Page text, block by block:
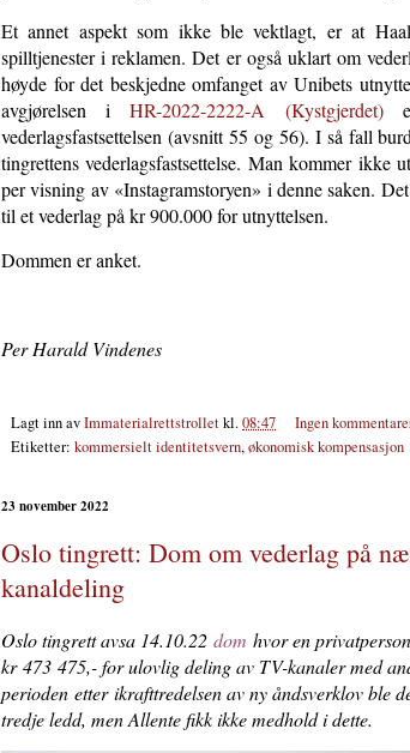
Et annet aspekt som ikke ble vektlagt, er at
spilltjenester i reklamen. Det er også uklart om
høyde for det beskjedne omfanget av Unibets
avgjørelsen iHR-2022-2222-A (Kystgjerdet)er
vederlagsfastsettelsen (avsnitt 55 og 56). I så fall
tingrettens vederlagsfastsettelse. Man kommer
per visning av «Instagramstoryen» i denne saken.
til et vederlag på kr 900.000 for utnyttelsen.
Dommen er anket.
Per Harald Vindenes
Lagt inn avImmaterialrettstrolletkl.08:47
Ingen
Etiketter: kommersielt identitetsvern,økonomisk kompensasjon
23 november 2022
Oslo tingrett: Dom om vederlag på
kanaldeling
Oslo tingrett avsa 14.10.22 dom hvor en
kr473 475,- for ulovlig deling av TV-kanaler med
perioden etterikrafttredelsen av ny åndsverklov ble
tredje ledd, men Allente fikk ikke medhold i dette.